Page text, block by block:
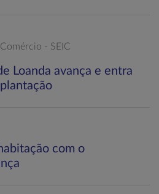
- SEIC
Loanda avança e entra
com o